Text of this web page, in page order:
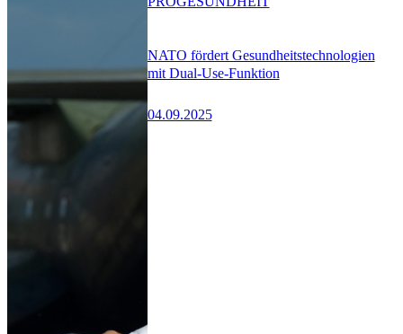
NATO fördert Gesundheitstechnologien
mit Dual-Use-Funktion
04.09.2025